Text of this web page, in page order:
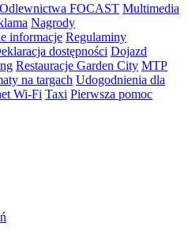
FOCAST Multimedia
Nagrody
informacje Regulaminy
dostępności Dojazd
Restauracje Garden City MTP
na targach Udogodnienia dla
Wi-Fi Taxi Pierwsza pomoc